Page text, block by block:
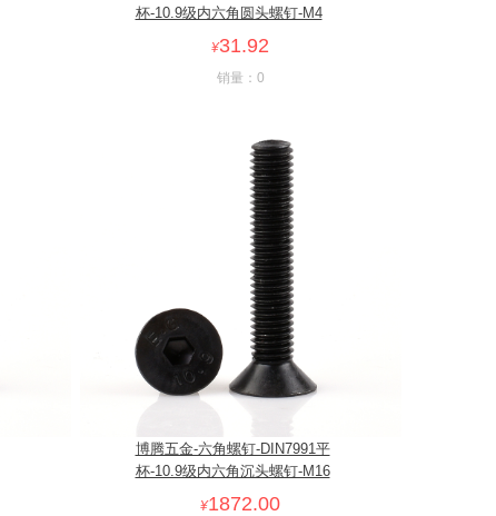
杯-10.9级内六角圆头螺钉-M4
¥31.92
销量：0
博腾五金-六角螺钉-DIN7991平
杯-10.9级内六角沉头螺钉-M16
¥1872.00